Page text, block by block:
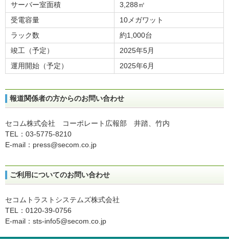
サーバー室面積
3,288㎡
受電容量
10メガワット
ラック数
約1,000台
竣工（予定）
2025年5月
運用開始（予定）
2025年6月
報道関係者の方からのお問い合わせ
セコム株式会社 コーポレート広報部 井踏、竹内
TEL：03-5775-8210
E-mail：press@secom.co.jp
ご利用についてのお問い合わせ
セコムトラストシステムズ株式会社
TEL：0120-39-0756
E-mail：sts-info5@secom.co.jp